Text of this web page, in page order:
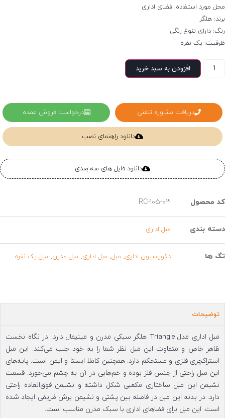
مورد استفاده: فضای اداری
هلگر
دارای تنوع رنگی
یک نفره
افزودن به سبد خرید
دریافت مشاوره تلفنی درخواست فروش عمده
دانلود راهنمای نصب
دانلود فایل های سه بعدی
محصول RC-105-03
بندی مبل اداری
ها دکوراسیون اداری, مبل, مبل اداری, مبل مدرن, مبل یک نفره
توضیحات
مبل اداری مدل Triangle هلگر سبکی مدرن و مینیمال دارد. در نگاه نخست
ظاهر خاص و متفاوت این مبل نظر شما را به خود جلب می‌کند. این مبل
استراکچری فلزی و مستحکم دارد. همچنین کاملا ایستا و ایمن است. پایه‌های
این مبل راحتی از جنس فلز بوده و خم‌هایی در آن به چشم می‌خورد. قسمت
نشیمن این مبل ساختاری مکعبی شکل داشته و نشیمن فوق‌العاده راحتی
دارد. در بدنه این مبل در فاصله بین پشتی و نشیمن برش ظریفی ایجاد شده
است. این مبل برای فضاهای اداری با سبک مدرن مناسب است.